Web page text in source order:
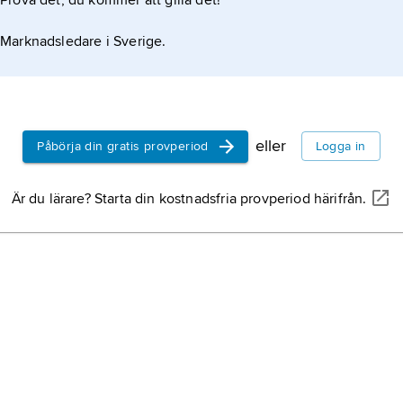
Marknadsledare i Sverige.
Påbörja din gratis provperiod eller Logga in
Är du lärare? Starta din kostnadsfria provperiod härifrån.